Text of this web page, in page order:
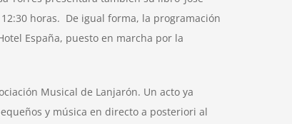
horas. De igual forma, la programación
España, puesto en marcha por la
Musical de Lanjarón. Un acto ya
y música en directo a posteriori al